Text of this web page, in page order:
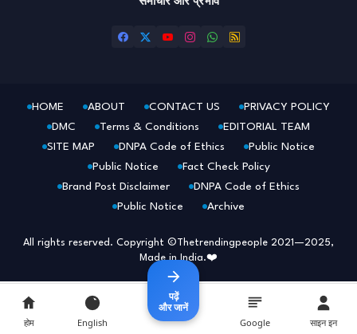
All rights reserved. Copyright ©Thetrendingpeople 2021—2025,
Made in India.❤️
HOME ABOUT CONTACT US
PRIVACY POLICY
DMC
Terms & Conditions
EDITORIAL TEAM
SITE MAP
DNPA Code of Ethics
Public Notice
Public Notice
Fact Check Policy
Brand Post Disclaimer
DNPA Code of Ethics
Public Notice
Archive
होम English
पढ़ें
और जानें
Google साइन इन